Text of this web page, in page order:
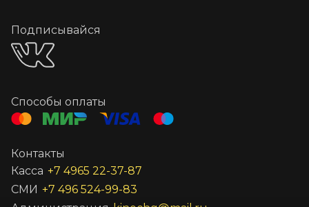
Подписывайся
Способы оплаты
Контакты
Касса +7 4965 22-37-87
СМИ +7 496 524-99-83